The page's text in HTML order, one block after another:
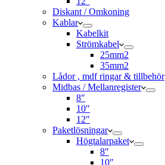
Diskant / Omkoning​
Kablar
Kabelkit
Strömkabel
25mm2
35mm2
Lådor , mdf ringar & tillbehör
Midbas / Mellanregister
8″
10″
12″
Paketlösningar
Högtalarpaket
8″
10″